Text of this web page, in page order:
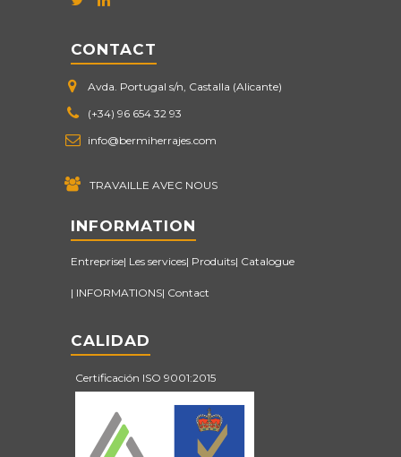
CONTACT
Avda. Portugal s/n, Castalla (Alicante)
(+34) 96 654 32 93
info@bermiherrajes.com
TRAVAILLE AVEC NOUS
INFORMATION
Entreprise Les services Produits Catalogue
INFORMATIONS Contact
CALIDAD
Certificación ISO 9001:2015